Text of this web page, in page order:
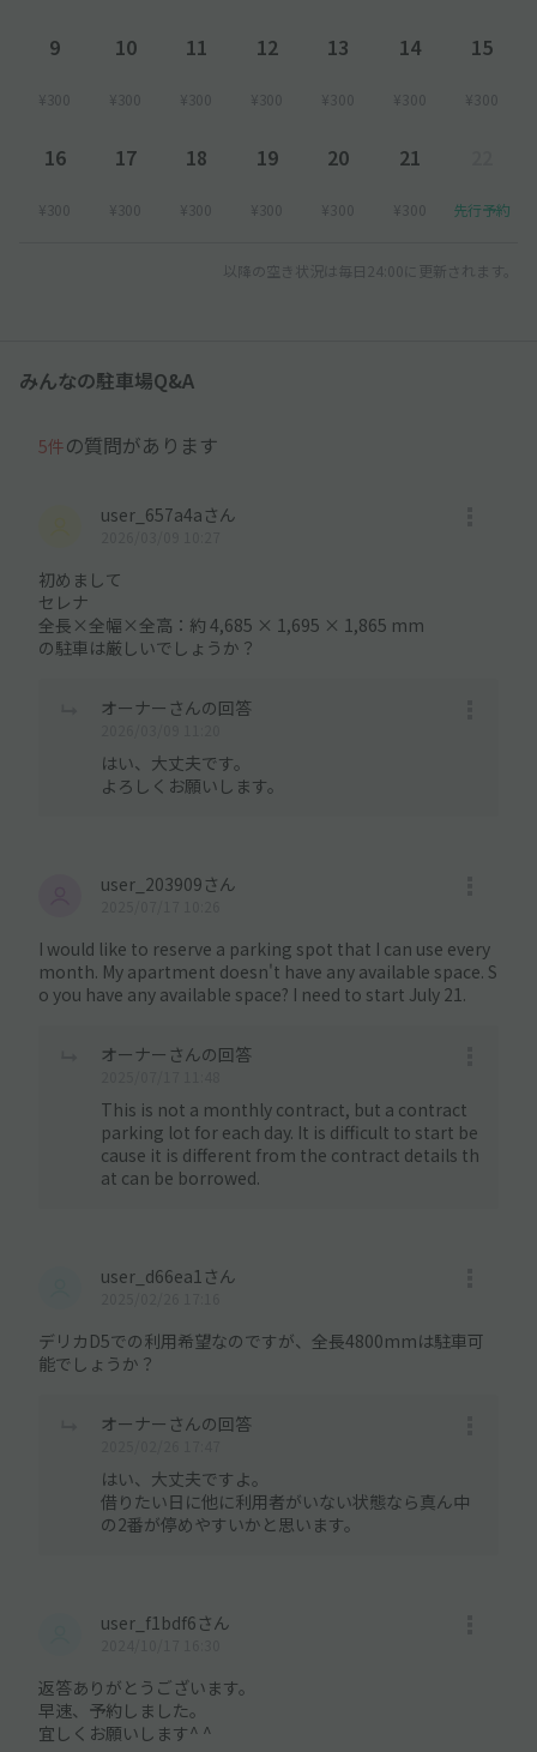
9
¥300
10
¥300
11
¥300
12
¥300
13
¥300
14
¥300
15
¥300
16
¥300
17
¥300
18
¥300
19
¥300
20
¥300
21
¥300 先行予約
以降の空き状況は毎日24:00に更新されます。
みんなの駐車場Q&A
5件の質問があります
user_657a4aさん
初めまして
セレナ
全長×全幅×全高：約 4,685 × 1,695 × 1,865 mm
の駐車は厳しいでしょうか？
オーナーさんの回答
はい、大丈夫です。
よろしくお願いします。
user_203909さん
I would like to reserve a parking spot that I can use every
month. My apartment doesn't have any available space. S
o you have any available space? I need to start July 21.
オーナーさんの回答
This is not a monthly contract, but a contract
parking lot for each day. It is difficult to start be
cause it is different from the contract details th
at can be borrowed.
user_d66ea1さん
デリカD5での利用希望なのですが、全長4800mmは駐車可
能でしょうか？
オーナーさんの回答
はい、大丈夫ですよ。
借りたい日に他に利用者がいない状態なら真ん中
の2番が停めやすいかと思います。
user_f1bdf6さん
返答ありがとうございます。
早速、予約しました。
宜しくお願いします^ ^